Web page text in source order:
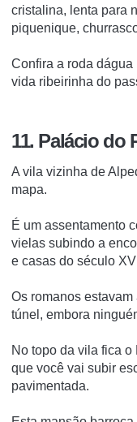
cristalina, lenta para
piquenique,
Confira a roda dágua
vida ribeirinha do
11. Palácio do
A vila vizinha de
mapa.
É um assentamento
vielas subindo a
e casas do século
Os romanos
túnel, embora
No topo da vila fica
que você vai subir
pavimentada.